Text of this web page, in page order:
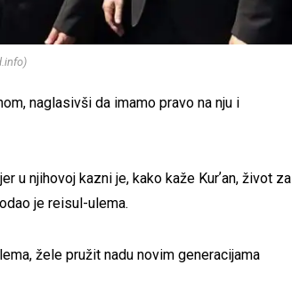
naglasivši da imamo pravo na nju i
u njihovoj kazni je, kako kaže Kurʼan, život za
je reisul-ulema.
žele pružit nadu novim generacijama